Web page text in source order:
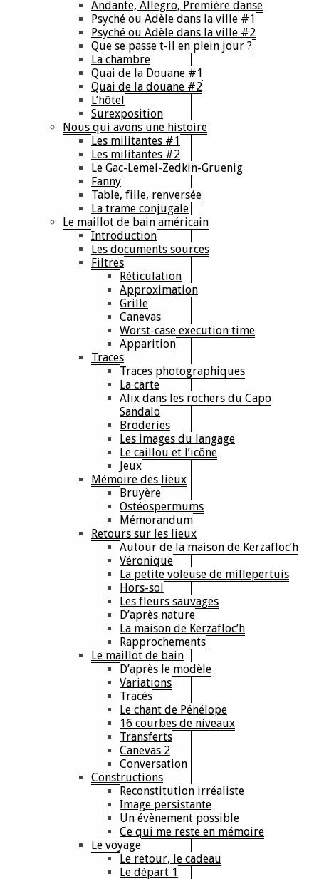
Andante, Allegro, Première danse
Psyché ou Adèle dans la ville #1
Psyché ou Adèle dans la ville #2
Que se passe t-il en plein jour ?
La chambre
Quai de la Douane #1
Quai de la douane #2
L’hôtel
Surexposition
Nous qui avons une histoire
Les militantes #1
Les militantes #2
Le Gac-Lemel-Zedkin-Gruenig
Fanny
Table, fille, renversée
La trame conjugale
Le maillot de bain américain
Introduction
Les documents sources
Filtres
Réticulation
Approximation
Grille
Canevas
Worst-case execution time
Apparition
Traces
Traces photographiques
La carte
Alix dans les rochers du Capo
Sandalo
Broderies
Les images du langage
Le caillou et l’icône
Jeux
Mémoire des lieux
Bruyère
Ostéospermums
Mémorandum
Retours sur les lieux
Autour de la maison de Kerzafloc’h
Véronique
La petite voleuse de millepertuis
Hors-sol
Les fleurs sauvages
D’après nature
La maison de Kerzafloc’h
Rapprochements
Le maillot de bain
D’après le modèle
Variations
Tracés
Le chant de Pénélope
16 courbes de niveaux
Transferts
Canevas 2
Conversation
Constructions
Reconstitution irréaliste
Image persistante
Un évènement possible
Ce qui me reste en mémoire
Le voyage
Le retour, le cadeau
Le départ 1